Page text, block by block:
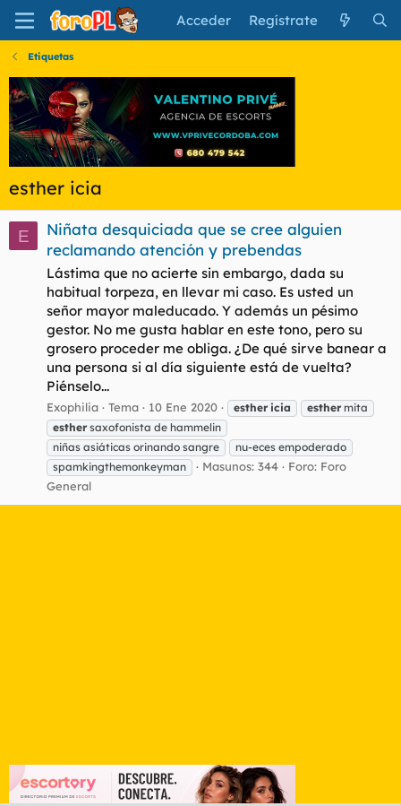
Acceder Regístrate
Etiquetas
esther icia
E
Niñata desquiciada que se cree alguien
reclamando atención y prebendas
Lástima que no acierte sin embargo, dada su
habitual torpeza, en llevar mi caso. Es usted un
señor mayor maleducado. Y además un pésimo
gestor. No me gusta hablar en este tono, pero su
grosero proceder me obliga. ¿De qué sirve banear a
una persona si al día siguiente está de vuelta?
Piénselo...
Exophilia Tema 10 Ene 2020 esther icia esther mita
esther saxofonista de hammelin
niñas asiáticas orinando sangre
nu-eces empoderado
spamkingthemonkeyman
Masunos: 344 Foro: Foro
General